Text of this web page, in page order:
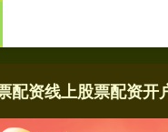
配资线上股票配资开